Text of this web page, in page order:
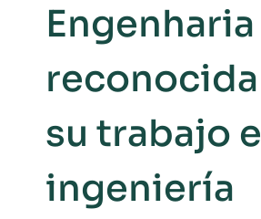
Engenharia
su trabajo
ingeniería